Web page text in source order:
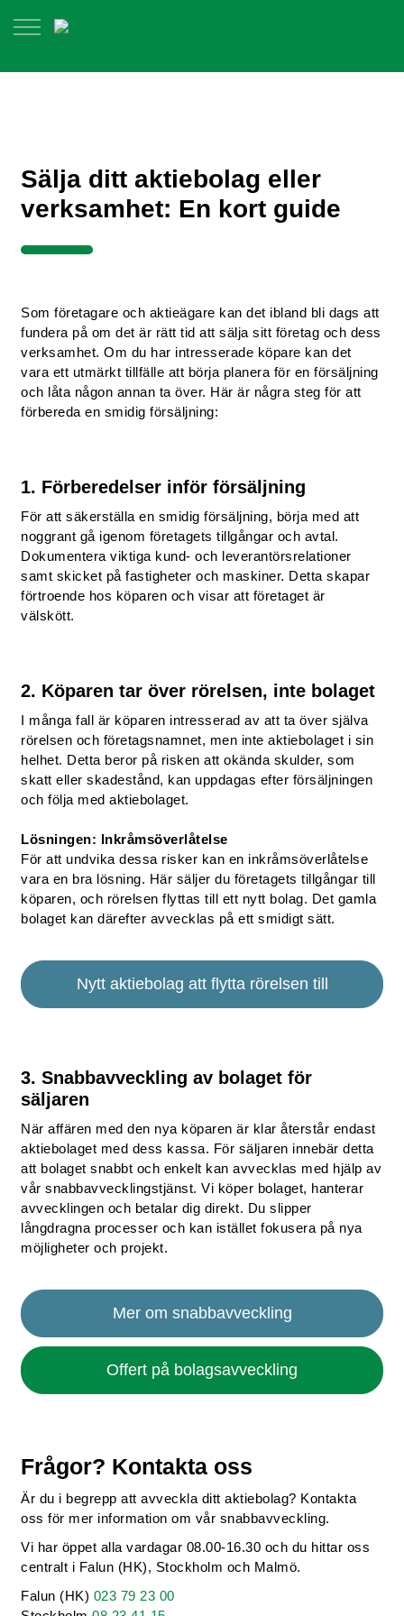
Sälja ditt aktiebolag eller
verksamhet: En kort guide
Som företagare och aktieägare kan det ibland bli dags att
fundera på om det är rätt tid att sälja sitt företag och dess
verksamhet. Om du har intresserade köpare kan det
vara ett utmärkt tillfälle att börja planera för en försäljning
och låta någon annan ta över. Här är några steg för att
förbereda en smidig försäljning:
1. Förberedelser inför försäljning
För att säkerställa en smidig försäljning, börja med att
noggrant gå igenom företagets tillgångar och avtal.
Dokumentera viktiga kund- och leverantörsrelationer
samt skicket på fastigheter och maskiner. Detta skapar
förtroende hos köparen och visar att företaget är
välskött.
2. Köparen tar över rörelsen, inte bolaget
I många fall är köparen intresserad av att ta över själva
rörelsen och företagsnamnet, men inte aktiebolaget i sin
helhet. Detta beror på risken att okända skulder, som
skatt eller skadestånd, kan uppdagas efter försäljningen
och följa med aktiebolaget.
Lösningen: Inkråmsöverlåtelse
För att undvika dessa risker kan en inkråmsöverlåtelse
vara en bra lösning. Här säljer du företagets tillgångar till
köparen, och rörelsen flyttas till ett nytt bolag. Det gamla
bolaget kan därefter avvecklas på ett smidigt sätt.
Nytt aktiebolag att flytta rörelsen till
3. Snabbavveckling av bolaget för
säljaren
När affären med den nya köparen är klar återstår endast
aktiebolaget med dess kassa. För säljaren innebär detta
att bolaget snabbt och enkelt kan avvecklas med hjälp av
vår snabbavvecklingstjänst. Vi köper bolaget, hanterar
avvecklingen och betalar dig direkt. Du slipper
långdragna processer och kan istället fokusera på nya
möjligheter och projekt.
Mer om snabbavveckling
Offert på bolagsavveckling
Frågor? Kontakta oss
Är du i begrepp att avveckla ditt aktiebolag? Kontakta
oss för mer information om vår snabbavveckling.
Vi har öppet alla vardagar 08.00-16.30 och du hittar oss
centralt i Falun (HK), Stockholm och Malmö.
Falun (HK) 023 79 23 00